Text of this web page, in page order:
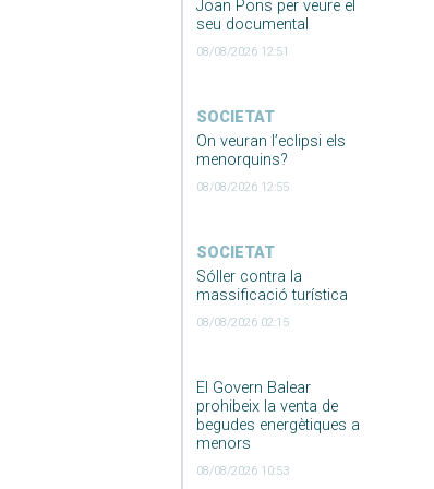
Joan Pons per veure el
seu documental
08/08/2026 12:51
SOCIETAT
On veuran l’eclipsi els
menorquins?
08/08/2026 12:55
SOCIETAT
Sóller contra la
massificació turística
08/08/2026 02:15
El Govern Balear
prohibeix la venta de
begudes energètiques a
menors
08/08/2026 10:53